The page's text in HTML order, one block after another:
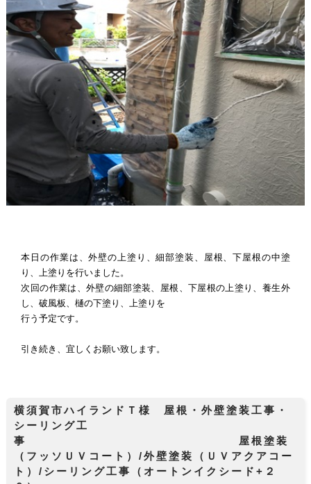
本日の作業は、外壁の上塗り、細部塗装、屋根、下屋根の中塗
り、上塗りを行いました。
次回の作業は、外壁の細部塗装、屋根、下屋根の上塗り、養生外
し、破風板、樋の下塗り、上塗りを
行う予定です。
引き続き、宜しくお願い致します。
横須賀市ハイランドＴ様 屋根・外壁塗装工事・
シーリング工
事 屋根塗装
（フッソＵＶコート）/外壁塗装（ＵＶアクアコー
ト）/シーリング工事（オートンイクシード+２